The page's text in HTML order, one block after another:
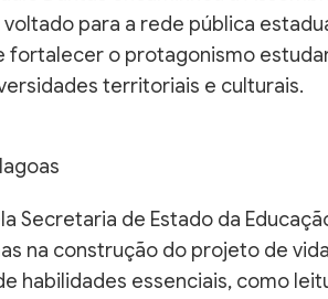
voltado para a rede pública
fortalecer o protagonismo
territoriais e culturais.
Secretaria de Estado da
na construção do projeto de
habilidades essenciais, como